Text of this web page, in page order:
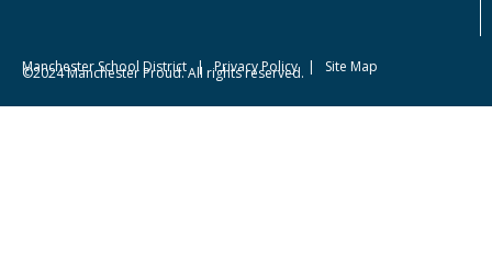
Manchester School District|Privacy Policy| Site Map
©2024 Manchester Proud. All rights reserved.